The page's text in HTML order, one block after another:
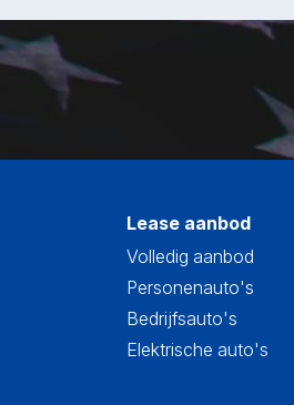
Lease aanbod
Volledig aanbod
Personenauto's
Bedrijfsauto's
Elektrische auto's